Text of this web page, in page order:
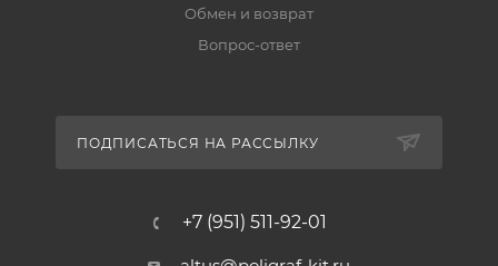
Обмен и возврат
Вопрос-ответ
ПОДПИСАТЬСЯ НА РАССЫЛКУ
+7 (951) 511-92-01